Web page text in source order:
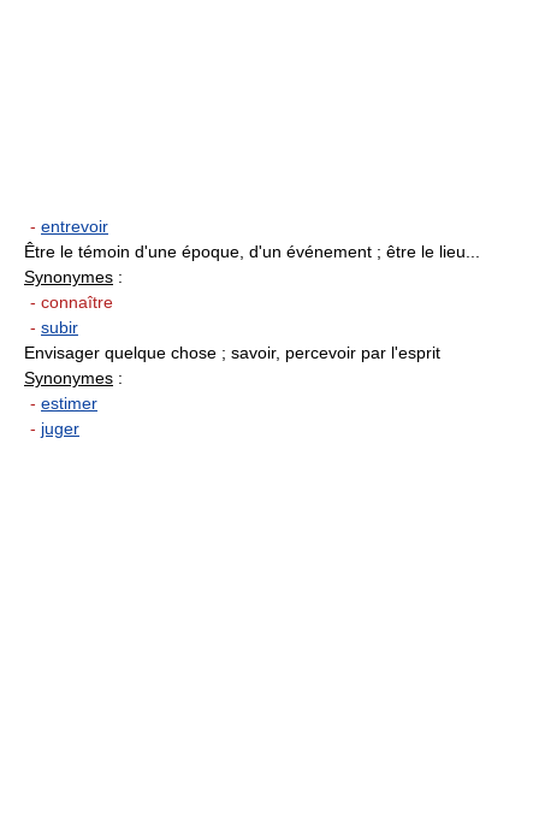
- entrevoir
Être le témoin d'une époque, d'un événement ; être le lieu...
Synonymes :
- connaître
- subir
Envisager quelque chose ; savoir, percevoir par l'esprit
Synonymes :
- estimer
- juger